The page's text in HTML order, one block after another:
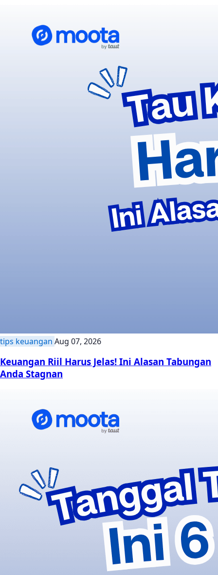
tips keuangan Aug 07, 2026
Keuangan Riil Harus Jelas! Ini Alasan Tabungan
Anda Stagnan